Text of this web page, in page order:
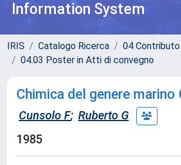
Information System
IRIS Catalogo Ricerca
04
04.03 Poster in Atti di convegno
Chimica del genere marino
Cunsolo F; Ruberto G
1985